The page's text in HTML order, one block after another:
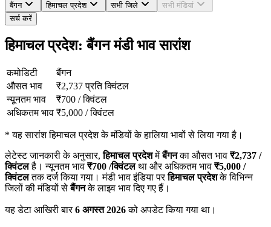
बैंगन हिमाचल प्रदेश सभी जिले
सभी मंडियां
सर्च करें
हिमाचल प्रदेश: बैंगन मंडी भाव सारांश
कमोडिटी
बैंगन
औसत भाव
₹2,737 प्रति क्विंटल
न्यूनतम भाव
₹700 /क्विंटल
अधिकतम भाव ₹5,000 /क्विंटल
*यह सारांश हिमाचल प्रदेश के मंडियों के हालिया भावों से लिया गया है।
लेटेस्ट जानकारी के अनुसार,हिमाचल प्रदेशमेंबैंगनका औसत भाव ₹2,737 /
क्विंटलहै। न्यूनतम भाव ₹700 /क्विंटलथा और अधिकतम भाव ₹5,000 /
क्विंटलतक दर्ज किया गया। मंडी भाव इंडिया परहिमाचल प्रदेशके विभिन्न
जिलों की मंडियों सेबैंगनके लाइव भाव दिए गए हैं।
यह डेटा आखिरी बार6 अगस्त 2026को अपडेट किया गया था।